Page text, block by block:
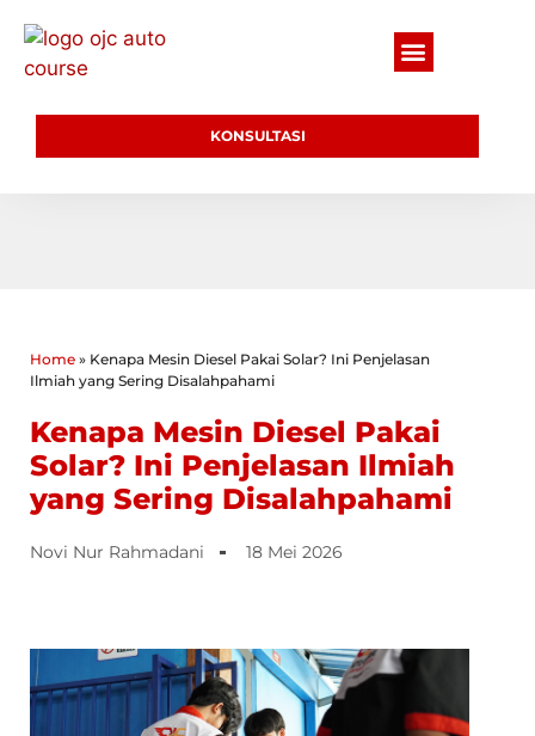
KONSULTASI
Home » Kenapa Mesin Diesel Pakai Solar? Ini Penjelasan
Ilmiah yang Sering Disalahpahami
Kenapa Mesin Diesel Pakai
Solar? Ini Penjelasan Ilmiah
yang Sering Disalahpahami
Novi Nur Rahmadani 18 Mei 2026